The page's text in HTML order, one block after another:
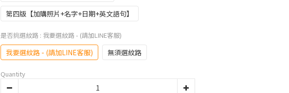
第四版【加購照片+名字+日期+英文語句】
是否挑選紋路 : 我要選紋路 - (請加LINE客服)
我要選紋路 - (請加LINE客服) 無須選紋路
Quantity